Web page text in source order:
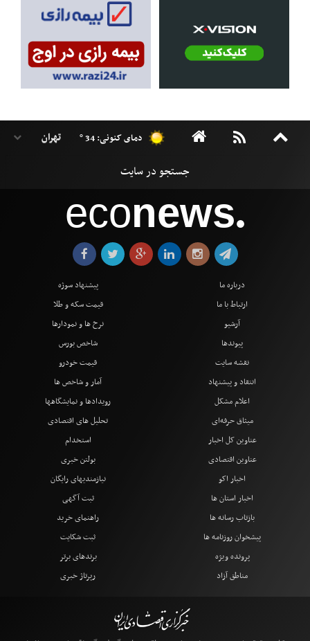
دمای کنونی: 34 °
econews●
درباره ما
ارتباط با ما
آرشیو
پیوندها
نقشه سایت
انتقاد و پیشنهاد
اعلام مشکل
میثاق حرفه‌ای
پیشنهاد سوژه
قیمت سکه و طلا
نرخ ها و نمودارها
شاخص بورس
قیمت خودرو
آمار و شاخص ها
رویدادها و نمایشگاهها
تحلیل های اقتصادی
عناوین کل اخبار
عناوین اقتصادی
اخبار اکو
اخبار استان ها
بازتاب رسانه ها
پیشخوان روزنامه ها
پرونده ویژه
مناطق آزاد
استخدام
بولتن خبری
نیازمندیهای رایگان
ثبت آگهی
راهنمای خرید
ثبت شکایت
برندهای برتر
رپرتاژ خبری